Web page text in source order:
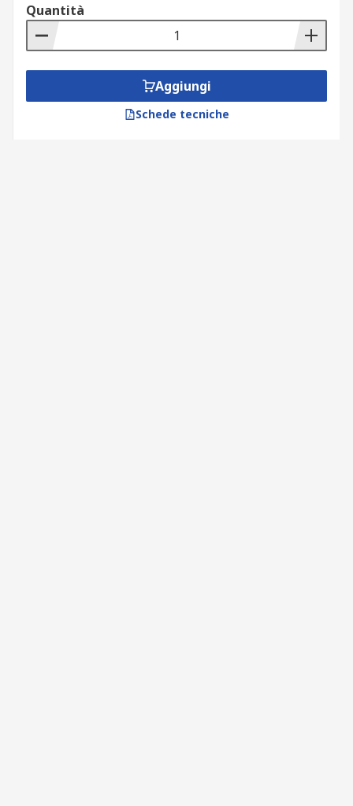
Quantità
Aggiungi
Schede tecniche